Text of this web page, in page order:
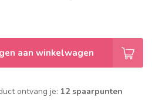
aan winkelwagen
ontvang je: 12 spaarpunten